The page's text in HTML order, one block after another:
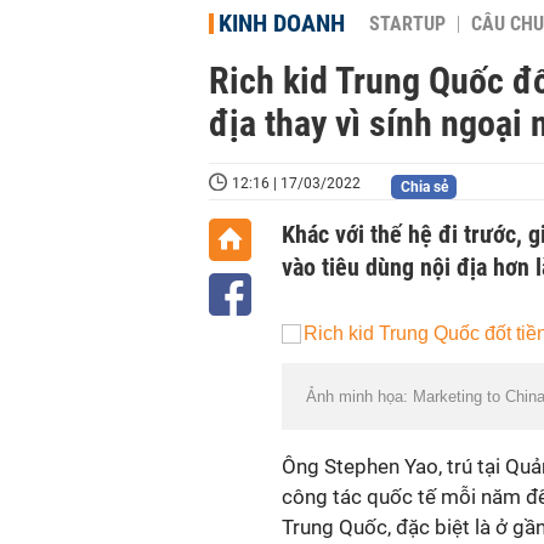
KINH DOANH STARTUP CÂU
Rich kid Trung Quốc
địa thay vì sính ngoại
12:16 | 17/03/2022 Chia sẻ
Khác với thế hệ đi trước,
vào tiêu dùng nội địa hơn
Ảnh minh họa: Marketing to
Ông Stephen Yao, trú tại
công tác quốc tế mỗi năm
Trung Quốc, đặc biệt là ở